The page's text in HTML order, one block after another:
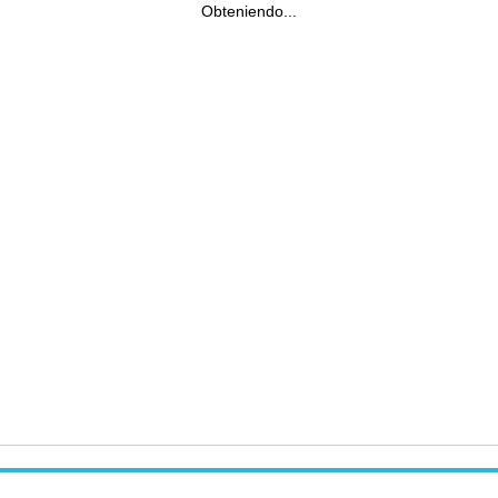
Obteniendo...